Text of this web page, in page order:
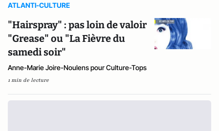
ATLANTI-CULTURE
"Hairspray" : pas loin de valoir
"Grease" ou "La Fièvre du
samedi soir"
Anne-Marie Joire-Noulens pour Culture-Tops
1 min de lecture